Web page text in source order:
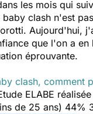
les mois qui
baby clash n'est
Aujourd'hui,
que l'on a
éprouvante.
clash, comment
ELABE
de 25 ans) 44%